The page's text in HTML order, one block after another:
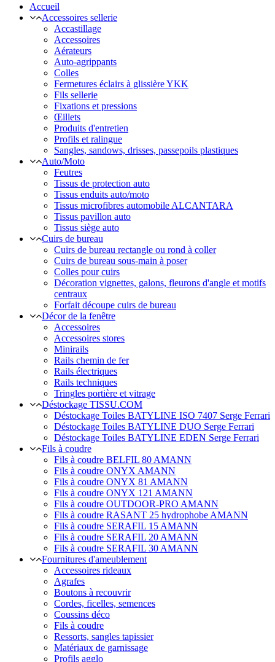
Accueil
Accessoires sellerie
Accastillage
Accessoires
Aérateurs
Auto-agrippants
Colles
Fermetures éclairs à glissière YKK
Fils sellerie
Fixations et pressions
Œillets
Produits d'entretien
Profils et ralingue
Sangles, sandows, drisses, passepoils plastiques
Auto/Moto
Feutres
Tissus de protection auto
Tissus enduits auto/moto
Tissus microfibres automobile ALCANTARA
Tissus pavillon auto
Tissus siège auto
Cuirs de bureau
Cuirs de bureau rectangle ou rond à coller
Cuirs de bureau sous-main à poser
Colles pour cuirs
Décoration vignettes, galons, fleurons d'angle et motifs
centraux
Forfait découpe cuirs de bureau
Décor de la fenêtre
Accessoires
Accessoires stores
Minirails
Rails chemin de fer
Rails électriques
Rails techniques
Tringles portière et vitrage
Déstockage TISSU.COM
Déstockage Toiles BATYLINE ISO 7407 Serge Ferrari
Déstockage Toiles BATYLINE DUO Serge Ferrari
Déstockage Toiles BATYLINE EDEN Serge Ferrari
Fils à coudre
Fils à coudre BELFIL 80 AMANN
Fils à coudre ONYX AMANN
Fils à coudre ONYX 81 AMANN
Fils à coudre ONYX 121 AMANN
Fils à coudre OUTDOOR-PRO AMANN
Fils à coudre RASANT 25 hydrophobe AMANN
Fils à coudre SERAFIL 15 AMANN
Fils à coudre SERAFIL 20 AMANN
Fils à coudre SERAFIL 30 AMANN
Fournitures d'ameublement
Accessoires rideaux
Agrafes
Boutons à recouvrir
Cordes, ficelles, semences
Coussins déco
Fils à coudre
Ressorts, sangles tapissier
Matériaux de garnissage
Profils agglo